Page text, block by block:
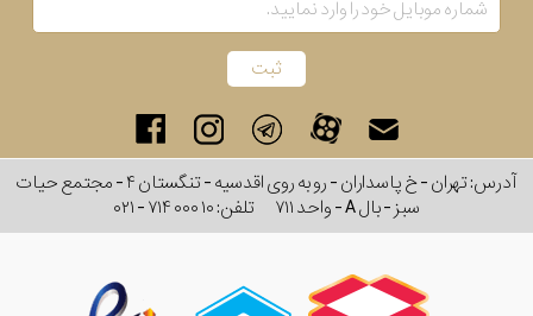
آدرس: تهران - خ پاسداران - رو به روی اقدسیه - تنگستان ۴ - مجتمع حیات
سبز - بال A - واحد ۷۱۱
تلفن:۰۲۱ - ۷۱۴ ۰۰۰ ۱۰